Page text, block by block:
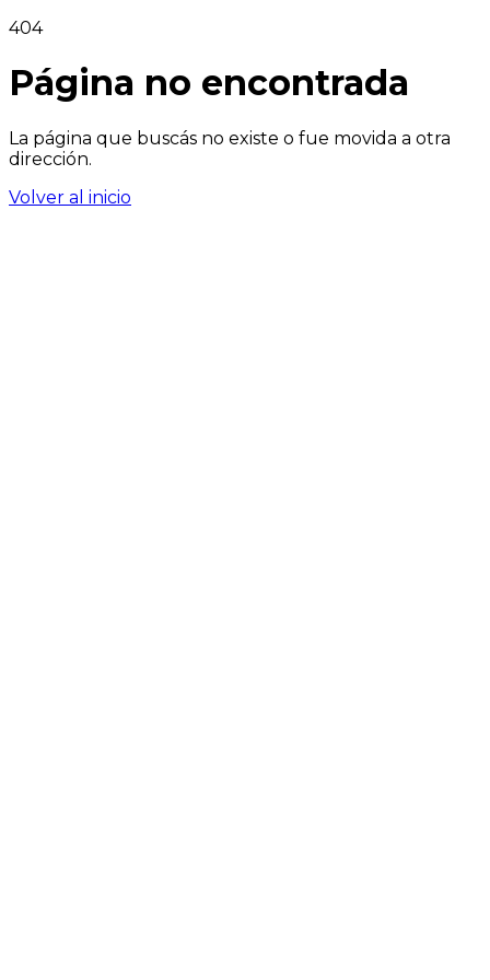
404
Página no encontrada
La página que buscás no existe o fue movida a otra
dirección.
Volver al inicio